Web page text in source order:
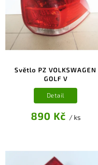
Světlo PZ VOLKSWAGEN
GOLF V
890 Kč / ks
Detail